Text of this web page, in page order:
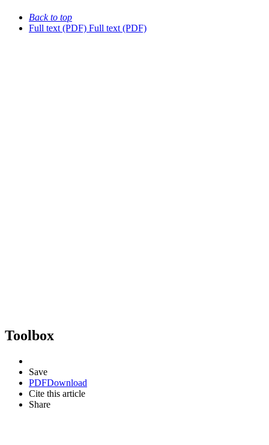
Back to top
Full text (PDF) Full text (PDF)
Toolbox
Save
PDFDownload
Cite this article
Share